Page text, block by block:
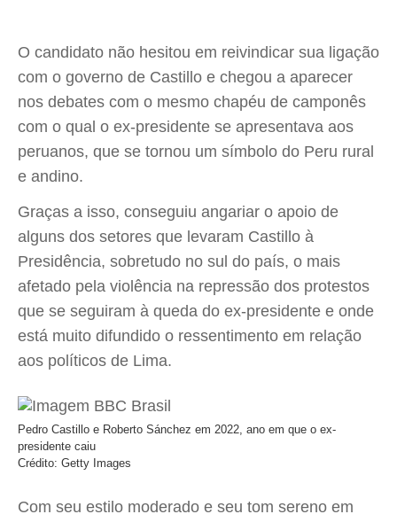
O candidato não hesitou em reivindicar sua ligação
com o governo de Castillo e chegou a aparecer
nos debates com o mesmo chapéu de camponês
com o qual o ex-presidente se apresentava aos
peruanos, que se tornou um símbolo do Peru rural
e andino.
Graças a isso, conseguiu angariar o apoio de
alguns dos setores que levaram Castillo à
Presidência, sobretudo no sul do país, o mais
afetado pela violência na repressão dos protestos
que se seguiram à queda do ex-presidente e onde
está muito difundido o ressentimento em relação
aos políticos de Lima.
Pedro Castillo e Roberto Sánchez em 2022, ano em que o ex-
presidente caiu
Crédito: Getty Images
Com seu estilo moderado e seu tom sereno em